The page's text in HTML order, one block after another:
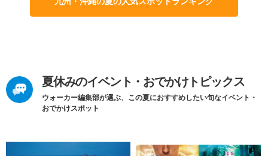
夏休みのイベント・おでかけトピックス
ウォーカー編集部が選ぶ、この夏におすすめしたい旬なイベント・
おでかけスポット